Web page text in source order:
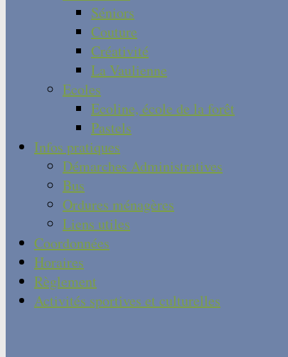
Séniors
Couture
Créativité
La Vaulienne
Ecoles
Ecoline, école de la forêt
Pastels
Infos pratiques
Démarches Administratives
Bus
Ordures ménagères
Liens utiles
Coordonnées
Horaires
Règlement
Activités sportives et culturelles